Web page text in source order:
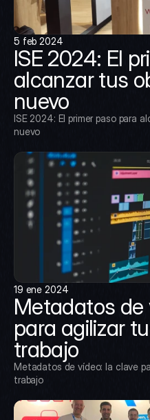
5 feb 2024
ISE 2024: El
alcanzar tus
nuevo
ISE 2024: El primer paso para
nuevo
19 ene 2024
Metadatos de
para agilizar
trabajo
Metadatos de vídeo: la clave
trabajo